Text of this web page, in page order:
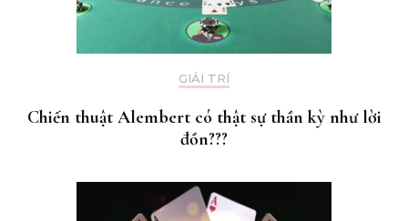
GIẢI TRÍ
Chiến thuật Alembert có thật sự thần kỳ như lời
đồn???